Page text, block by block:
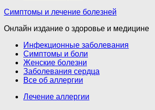
Симптомы и лечение болезней
Онлайн издание о здоровье и медицине
Инфекционные заболевания
Симптомы и боли
Женские болезни
Заболевания сердца
Все об аллергии
Лечение аллергии